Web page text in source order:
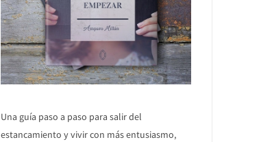
Una guía paso a paso para salir del
estancamiento y vivir con más entusiasmo,